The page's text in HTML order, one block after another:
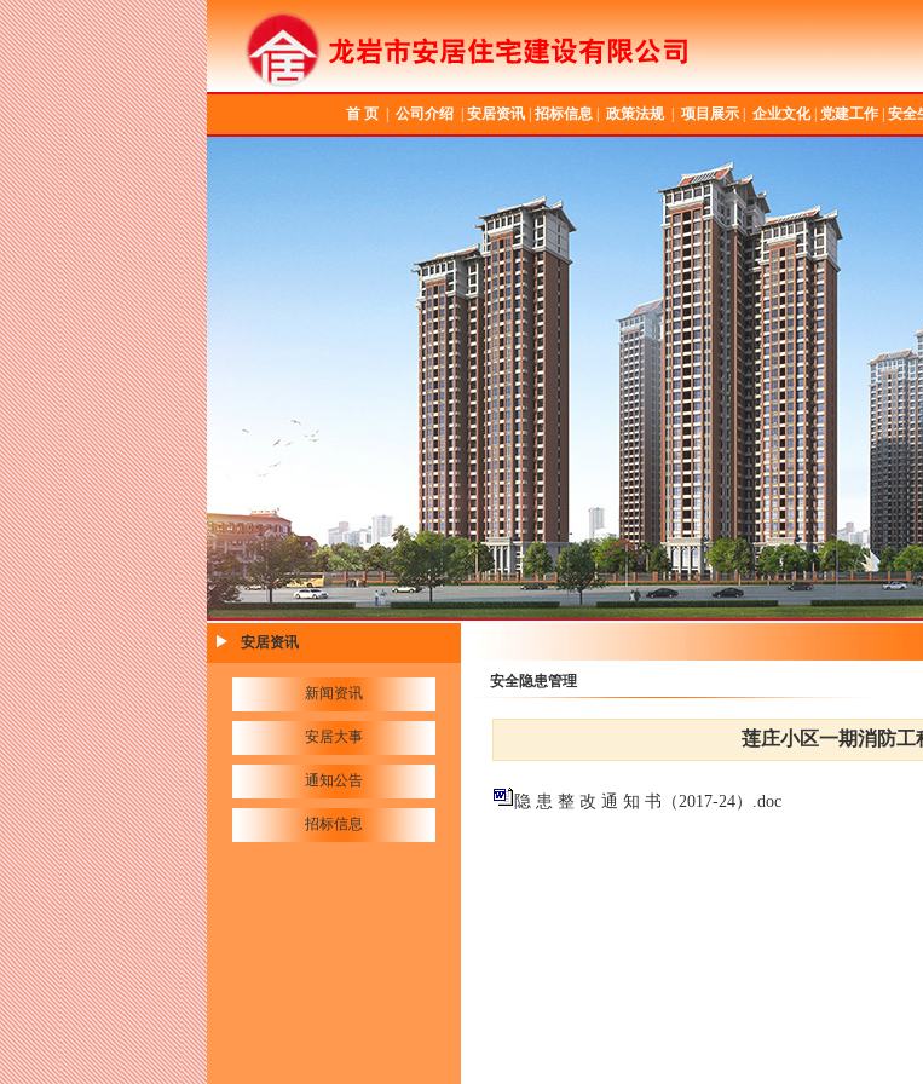
首 页| 公司介绍| 安居资讯| 招标信息| 政策法规| 项目展示| 企业文化| 党建工作| 安全
安居资讯
新闻资讯
安居大事
通知公告
招标信息
安全隐患管理
莲庄小区一期消防工
隐 患 整 改 通 知 书（2017-24）.doc